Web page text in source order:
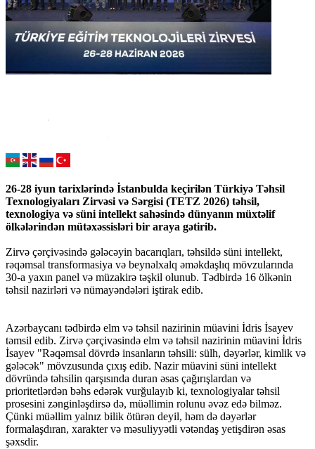
26-28 iyun tarixlərində İstanbulda keçirilən Türkiyə Təhsil
Texnologiyaları Zirvəsi və Sərgisi (TETZ 2026) təhsil,
texnologiya və süni intellekt sahəsində dünyanın müxtəlif
ölkələrindən mütəxəssisləri bir araya gətirib.
Zirvə çərçivəsində gələcəyin bacarıqları, təhsildə süni intellekt,
rəqəmsal transformasiya və beynəlxalq əməkdaşlıq mövzularında
30-a yaxın panel və müzakirə təşkil olunub. Tədbirdə 16 ölkənin
təhsil nazirləri və nümayəndələri iştirak edib.
Azərbaycanı tədbirdə elm və təhsil nazirinin müavini İdris İsayev
təmsil edib. Zirvə çərçivəsində elm və təhsil nazirinin müavini İdris
İsayev "Rəqəmsal dövrdə insanların təhsili: sülh, dəyərlər, kimlik və
gələcək" mövzusunda çıxış edib. Nazir müavini süni intellekt
dövründə təhsilin qarşısında duran əsas çağırışlardan və
prioritetlərdən bəhs edərək vurğulayıb ki, texnologiyalar təhsil
prosesini zənginləşdirsə də, müəllimin rolunu əvəz edə bilməz.
Çünki müəllim yalnız bilik ötürən deyil, həm də dəyərlər
formalaşdıran, xarakter və məsuliyyətli vətəndaş yetişdirən əsas
şəxsdir.